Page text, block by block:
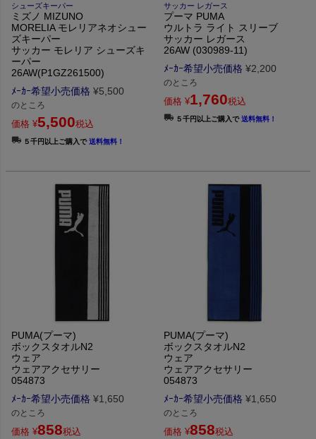
シューズキーパー
ミズノ MIZUNO
MORELIA モレリアネオシュー
ズキーパー
サッカー モレリア シューズキ
ーパー
26AW(P1GZ261500)
ﾒｰｶｰ希望小売価格 ¥5,500
のところ
価格 ¥5,500税込
５千円以上ご購入で送料無料！
サッカー レガース
プーマ PUMA
ウルトラ ライト スリーブ
サッカー レガース
26AW (030989-11)
ﾒｰｶｰ希望小売価格 ¥2,200
のところ
価格 ¥1,760税込
５千円以上ご購入で送料無料！
PUMA(プーマ)
ボックスタオルN2
ウェア
ウェアアクセサリー
054873
ﾒｰｶｰ希望小売価格 ¥1,650
のところ
価格 ¥858税込
PUMA(プーマ)
ボックスタオルN2
ウェア
ウェアアクセサリー
054873
ﾒｰｶｰ希望小売価格 ¥1,650
のところ
価格 ¥858税込